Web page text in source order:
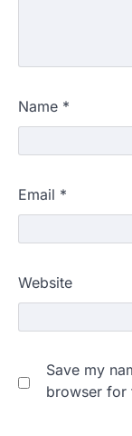
Name *
Email *
Website
Save my
browser for